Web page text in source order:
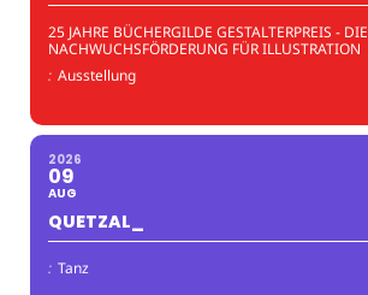
25 JAHRE BÜCHERGILDE GESTALTERPREIS - DIE
NACHWUCHSFÖRDERUNG FÜR ILLUSTRATION
: Ausstellung
2026
09
AUG
QUETZAL_
: Tanz